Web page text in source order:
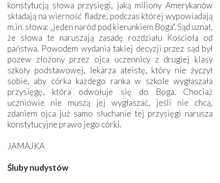
konstytucją słowa przysięgi, jaką miliony Amerykanów
składają na wierność fladze, podczas której wypowiadają
m.in. słowa: „jeden naród pod kierunkiem Boga". Sąd uznał,
że słowa te naruszają zasadę rozdziału Kościoła od
państwa. Powodem wydania takiej decyzji przez sąd był
pozew złożony przez ojca uczennicy z drugiej klasy
szkoły podstawowej, lekarza ateistę, który nie życzył
sobie, aby córka każdego ranka w szkole wygłaszała
przysięgę, która odwołuje się do Boga. Chociaż
uczniowie nie muszą jej wygłaszać, jeśli nie chcą,
zdaniem ojca już samo słuchanie tej przysięgi narusza
konstytucyjne prawo jego córki.
JAMAJKA
Śluby nudystów